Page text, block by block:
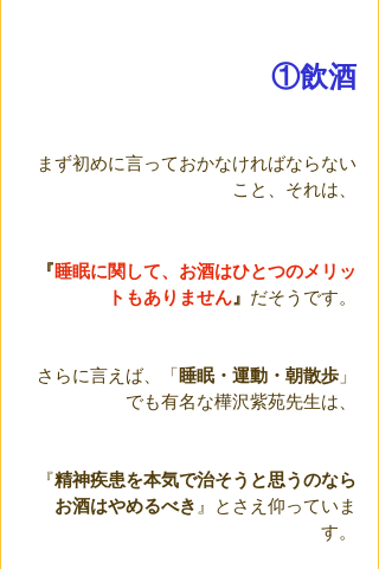
①飲酒
まず初めに言っておかなければならない
こと、それは、
『睡眠に関して、お酒はひとつのメリッ
トもありません 』 だそうです。
さらに言えば、「睡眠・運動・朝散歩 」
でも有名な樺沢紫苑先生は、
『精神疾患を本気で治そうと思うのなら
お酒はやめるべき 』とさえ仰っていま
す。